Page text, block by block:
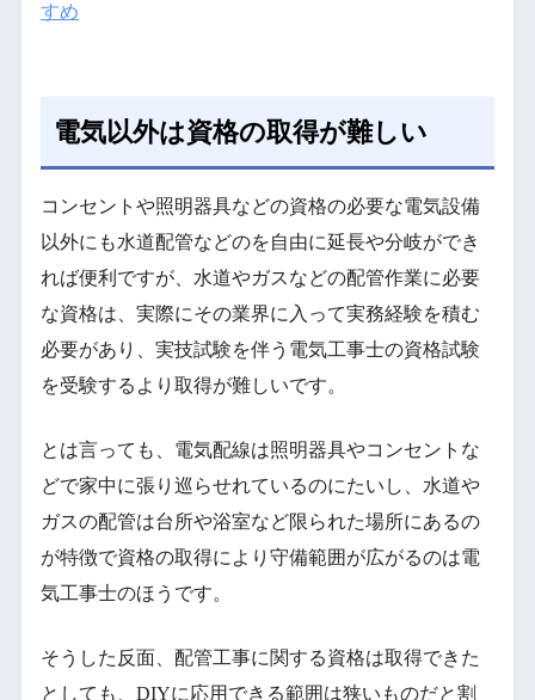
すめ
電気以外は資格の取得が難しい
コンセントや照明器具などの資格の必要な電気設備
以外にも水道配管などのを自由に延長や分岐ができ
れば便利ですが、水道やガスなどの配管作業に必要
な資格は、実際にその業界に入って実務経験を積む
必要があり、実技試験を伴う電気工事士の資格試験
を受験するより取得が難しいです。
とは言っても、電気配線は照明器具やコンセントな
どで家中に張り巡らせれているのにたいし、水道や
ガスの配管は台所や浴室など限られた場所にあるの
が特徴で資格の取得により守備範囲が広がるのは電
気工事士のほうです。
そうした反面、配管工事に関する資格は取得できた
としても、DIYに応用できる範囲は狭いものだと割